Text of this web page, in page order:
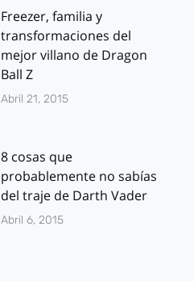
Freezer, familia y
transformaciones del
mejor villano de Dragon
Ball Z
Abril 21, 2015
8 cosas que
probablemente no sabías
del traje de Darth Vader
Abril 6, 2015